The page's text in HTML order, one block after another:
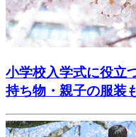
小学校入学式に役立
持ち物・親子の服装